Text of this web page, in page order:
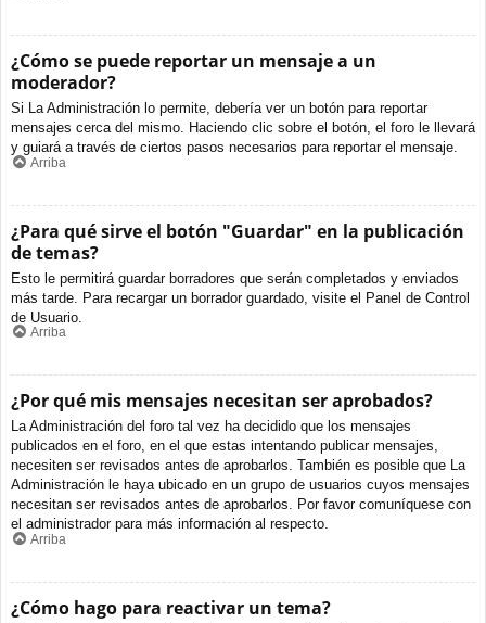
¿Cómo se puede reportar un mensaje a un
moderador?
Si La Administración lo permite, debería ver un botón para reportar
mensajes cerca del mismo. Haciendo clic sobre el botón, el foro le llevará
y guiará a través de ciertos pasos necesarios para reportar el mensaje.
Arriba
¿Para qué sirve el botón "Guardar" en la publicación
de temas?
Esto le permitirá guardar borradores que serán completados y enviados
más tarde. Para recargar un borrador guardado, visite el Panel de Control
de Usuario.
Arriba
¿Por qué mis mensajes necesitan ser aprobados?
La Administración del foro tal vez ha decidido que los mensajes
publicados en el foro, en el que estas intentando publicar mensajes,
necesiten ser revisados antes de aprobarlos. También es posible que La
Administración le haya ubicado en un grupo de usuarios cuyos mensajes
necesitan ser revisados antes de aprobarlos. Por favor comuníquese con
el administrador para más información al respecto.
Arriba
¿Cómo hago para reactivar un tema?